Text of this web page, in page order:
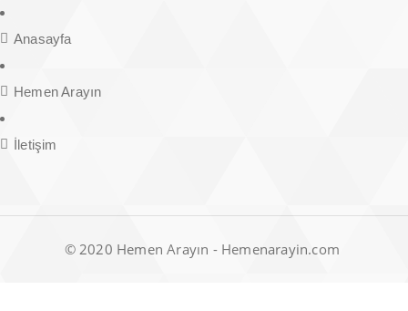
Anasayfa
Hemen Arayın
İletişim
© 2020 Hemen Arayın - Hemenarayin.com